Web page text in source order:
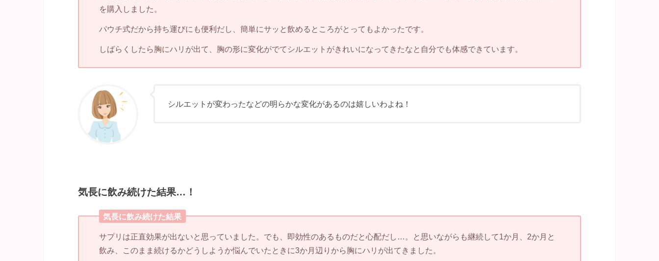
を購入しました。
パウチ式だから持ち運びにも便利だし、簡単にサッと飲めるところがとってもよかったです。
しばらくしたら胸にハリが出て、胸の形に変化がでてシルエットがきれいになってきたなと自分でも体感できています。
シルエットが変わったなどの明らかな変化があるのは嬉しいわよね！
気長に飲み続けた結果…！
気長に飲み続けた結果
サプリは正直効果が出ないと思っていました。でも、即効性のあるものだと心配だし…。と思いながらも継続して1か月、2か月と
飲み、このまま続けるかどうしようか悩んでいたときに3か月辺りから胸にハリが出てきました。